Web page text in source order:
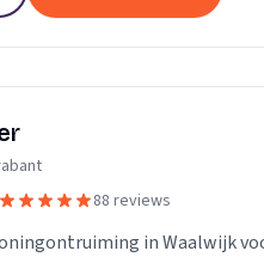
88 reviews
in Waalwijk